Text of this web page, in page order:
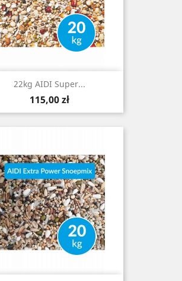
22kg AIDI Super...
Cena
115,00 zł